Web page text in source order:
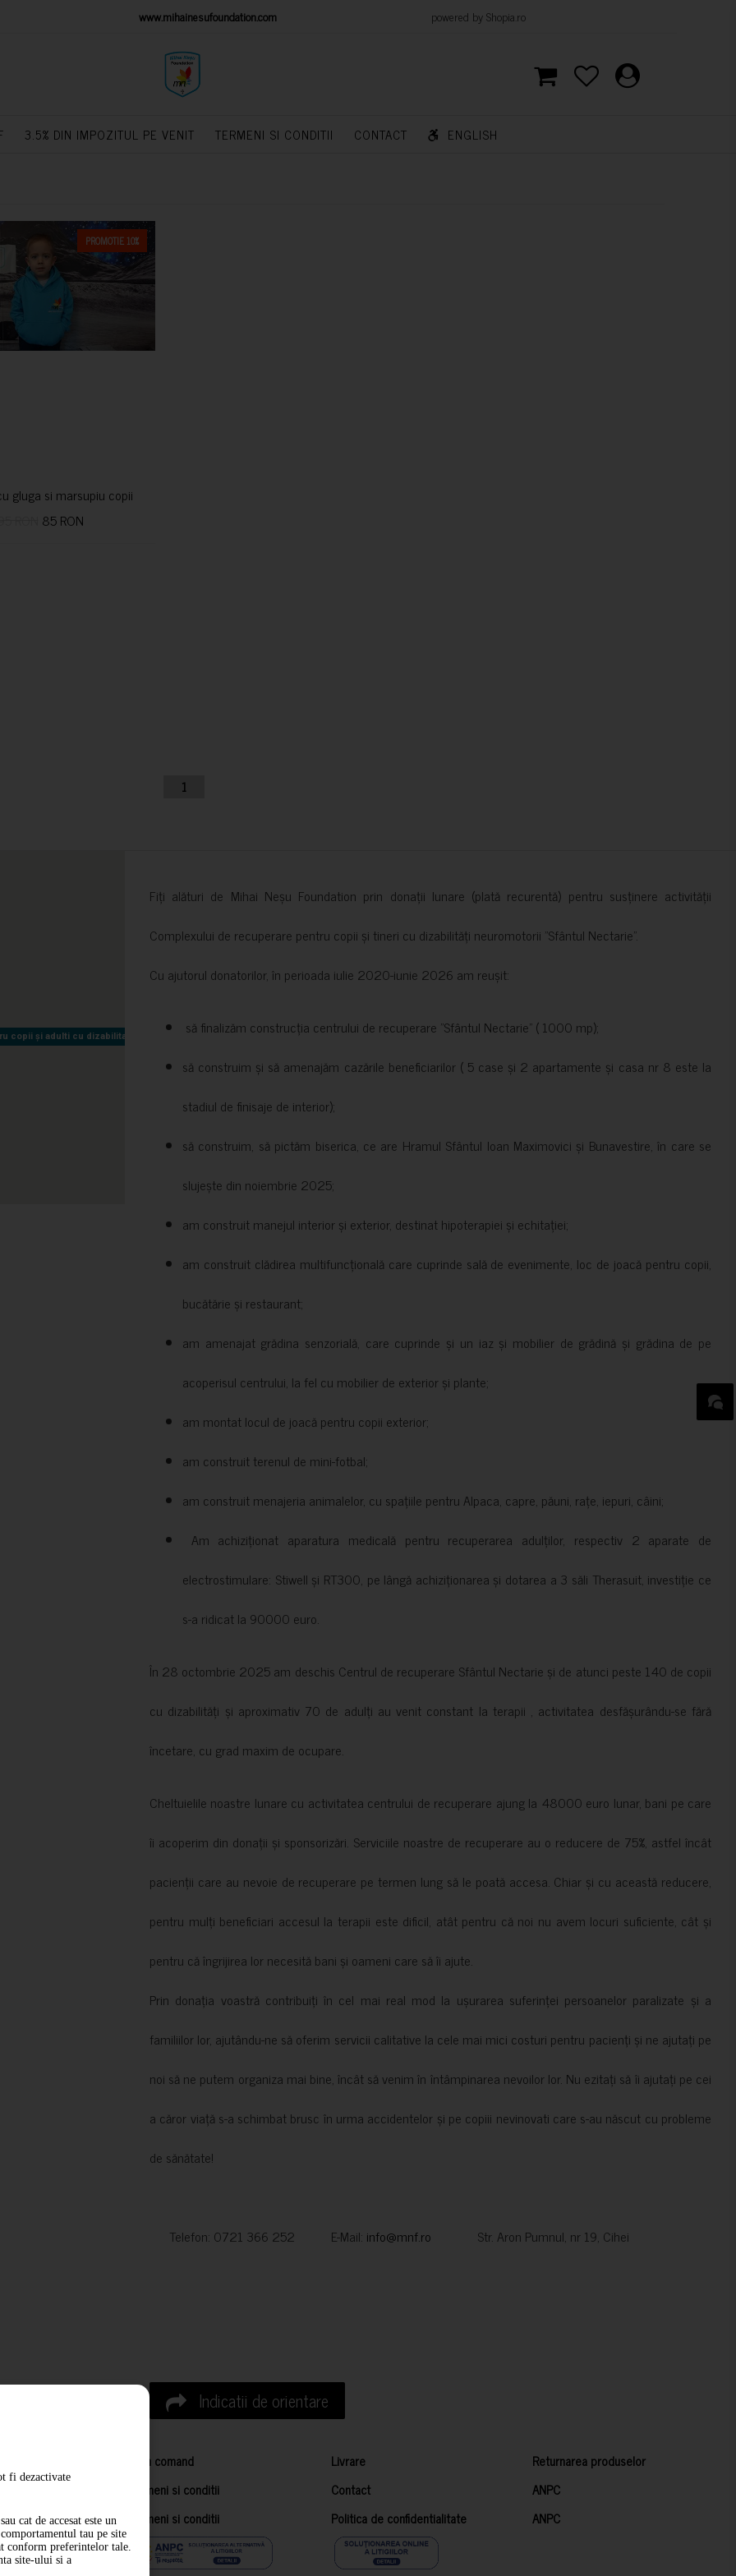
PLATFORM www.mihainesufoundation.com powered by Shopia.ro
3.5% DIN IMPOZITUL PE VENIT TERMENI SI CONDITII CONTACT ENGLISH
PROMOTIE 10%
gluga si marsupiu copii
85 RON
1
copii și adulti cu dizabilitati neuromotorii Sfântul Nectarie
copii și adulti cu dizabilitati neuromotorii Sfântul Nectarie
Fiți alături de Mihai Neșu Foundation prin donații lunare (plată recurentă) pentru susținere activității
Complexului de recuperare pentru copii și tineri cu dizabilități neuromotorii ”Sfântul Nectarie”.
Cu ajutorul donatorilor, în perioada iulie 2020-iunie 2026 am reușit:
să finalizăm construcția centrului de recuperare ”Sfântul Nectarie” ( 1000 mp);
să construim și să amenajăm cazările beneficiarilor ( 5 case și 2 apartamente și casa nr 8 este la
stadiul de finisaje de interior);
să construim, să pictăm biserica, ce are Hramul Sfântul Ioan Maximovici și Bunavestire, în care se
slujește din noiembrie 2025;
am construit manejul interior și exterior, destinat hipoterapiei și echitației;
am construit clădirea multifuncțională care cuprinde sală de evenimente, loc de joacă pentru copii,
bucătărie și restaurant;
am amenajat grădina senzorială, care cuprinde și un iaz și mobilier de grădină și grădina de pe
acoperisul centrului, la fel cu mobilier de exterior și plante;
am montat locul de joacă pentru copii exterior;
am construit terenul de mini-fotbal;
am construit menajeria animalelor, cu spațiile pentru Alpaca, capre, păuni, rațe, iepuri, câini;
Am achiziționat aparatura medicală pentru recuperarea adulților, respectiv 2 aparate de
electrostimulare: Stiwell și RT300, pe lângă achiziționarea și dotarea a 3 săli Therasuit, investiție ce
s-a ridicat la 90000 euro.
În 28 octombrie 2025 am deschis Centrul de recuperare Sfântul Nectarie și de atunci peste 140 de copii
cu dizabilități și aproximativ 70 de adulți au venit constant la terapii , activitatea desfășurându-se fără
încetare, cu grad maxim de ocupare.
Cheltuielile noastre lunare cu activitatea centrului de recuperare ajung la 48000 euro lunar, bani pe care
îi acoperim din donații și sponsorizări. Serviciile noastre de recuperare au o reducere de 75%, astfel încât
pacienții care au nevoie de recuperare pe termen lung să le poată accesa. Chiar și cu această reducere,
pentru mulți beneficiari accesul la terapii este dificil, atât pentru că noi nu avem locuri suficiente, cât și
pentru că îngrijirea lor necesită bani și oameni care să îi ajute.
Prin donația voastră contribuiți în cel mai real mod la ușurarea suferinței persoanelor paralizate și a
familiilor lor, ajutându-ne să oferim servicii calitative la cele mai mici costuri pentru pacienți și ne ajutați pe
noi să ne putem organiza mai bine, încât să venim în întâmpinarea nevoilor lor. Nu ezitați să îi ajutați pe cei
a căror viață s-a schimbat brusc în urma accidentelor și pe copiii nevinovati care s-au născut cu probleme
de sănătate!
Telefon: 0721 366 252 E-Mail: info@mnf.ro Str. Aron Pumnul, nr 19, Cihei
Indicatii de orientare
Cum comand Livrare
Returnarea produselor
Termeni si conditii
Contact
ANPC
Termeni si conditii
Politica de confidentialitate ANPC
fi dezactivate
cat de accesat este un
tau pe site
conform preferintelor tale.
site-ului si a